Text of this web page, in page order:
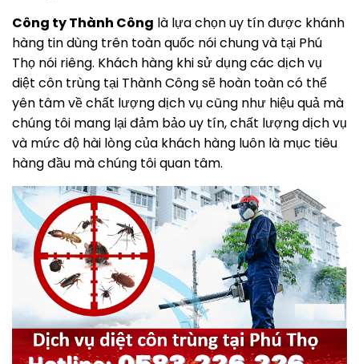
Công ty Thành Công là lựa chọn uy tín được khánh
hàng tin dùng trên toàn quốc nói chung và tại Phú
Thọ nói riêng. Khách hàng khi sử dụng các dịch vụ
diệt côn trùng tại Thành Công sẽ hoàn toàn có thể
yên tâm về chất lượng dịch vụ cũng như hiệu quả mà
chúng tôi mang lại đảm bảo uy tín, chất lượng dịch vụ
và mức độ hài lòng của khách hàng luôn là mục tiêu
hàng đầu mà chúng tôi quan tâm.